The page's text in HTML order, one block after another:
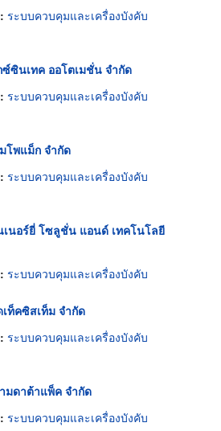
ระบบควบคุมและเครื่องบังคับ
ซ์ซินเทค ออโตเมชั่น จำกัด
ระบบควบคุมและเครื่องบังคับ
โพแม็ก จำกัด
ระบบควบคุมและเครื่องบังคับ
เนอร์ยี่ โซลูชั่น แอนด์ เทคโนโลยี
ระบบควบคุมและเครื่องบังคับ
ท็คซิสเท็ม จำกัด
ระบบควบคุมและเครื่องบังคับ
มดาต้าแพ็ค จำกัด
ระบบควบคุมและเครื่องบังคับ